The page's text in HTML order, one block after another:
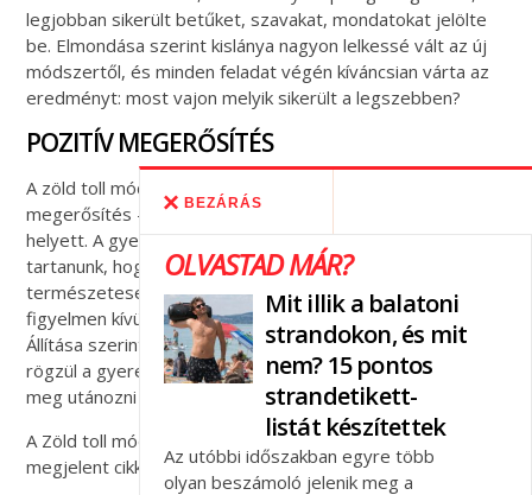
legjobban sikerült betűket, szavakat, mondatokat jelölte
be. Elmondása szerint kislánya nagyon lelkessé vált az új
módszertől, és minden feladat végén kíváncsian várta az
eredményt: most vajon melyik sikerült a legszebben?
POZITÍV MEGERŐSÍTÉS
A zöld toll módszer lényege tehát a dicséret és a pozitív
megerősítés – a gyengeségek felsorolása és kiemelése
helyett. A gyermekpszichológus szerint nem kell attól
tartanunk, hogy a hibák így javítatlanul maradnak, és
természetesen nem is az a cél, hogy hagyjuk teljesen
figyelmen kívül, ha valami rosszul sikerült.
Állítása szerint a sikerélmény hatására a jó megoldás
rögzül a gyerekek fejében, így később is azt próbálják
meg utánozni – úgy tűnik, nagy sikerrel.
A Zöld toll módszerről bővebben acsaladinet.hu-n
megjelent cikkben olvashatsz!
BEZÁRÁS
OLVASTAD MÁR?
Mit illik a balatoni
strandokon, és mit
nem? 15 pontos
strandetikett-
listát készítettek
Az utóbbi időszakban egyre több
olyan beszámoló jelenik meg a